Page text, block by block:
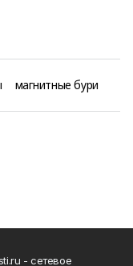
магнитные бури
- сетевое